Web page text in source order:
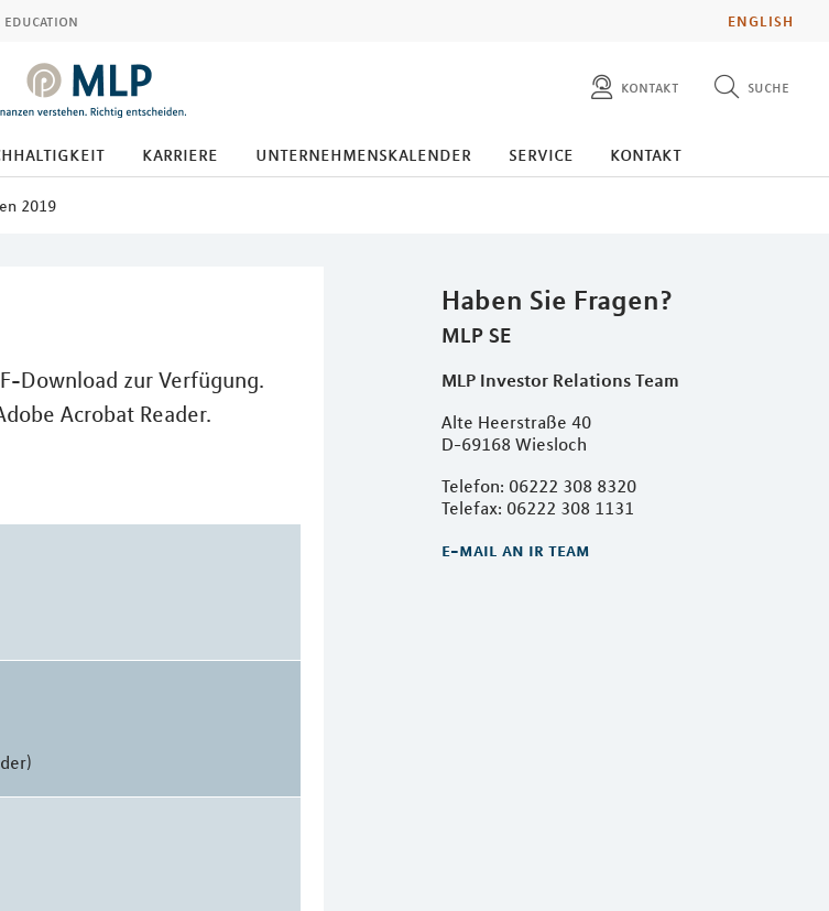
ENGLISH
kontakt
presse
suche
diese website durchsuchen
karriere unternehmenskalender service kontakt
2019
Download zur Verfügung.
Acrobat Reader.
Haben Sie Fragen?
MLP SE
MLP Investor Relations Team
Alte Heerstraße 40
D-69168 Wiesloch
Telefon: 06222 308 8320
Telefax: 06222 308 1131
e-mail an ir team